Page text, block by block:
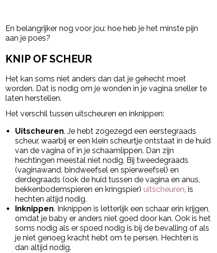
En belangrijker nog voor jou: hoe heb je het minste pijn
aan je poes?
KNIP OF SCHEUR
Het kan soms niet anders dan dat je gehecht moet
worden. Dat is nodig om je wonden in je vagina sneller te
laten herstellen.
Het verschil tussen uitscheuren en inknippen:
Uitscheuren. Je hebt zogezegd een eerstegraads
scheur, waarbij er een klein scheurtje ontstaat in de huid
van de vagina of in je schaamlippen. Dan zijn
hechtingen meestal niet nodig. Bij tweedegraads
(vaginawand, bindweefsel en spierweefsel) en
derdegraads (ook de huid tussen de vagina en anus,
bekkenbodemspieren en kringspier) uitscheuren, is
hechten altijd nodig.
Inknippen. Inknippen is letterlijk een schaar erin krijgen,
omdat je baby er anders niet goed door kan. Ook is het
soms nodig als er spoed nodig is bij de bevalling of als
je niet genoeg kracht hebt om te persen. Hechten is
dan altijd nodig.